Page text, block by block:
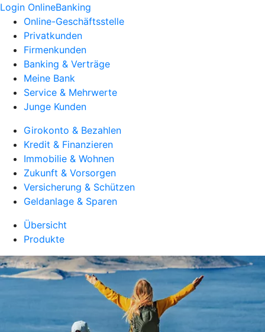
Login OnlineBanking
Online-Geschäftsstelle
Privatkunden
Firmenkunden
Banking & Verträge
Meine Bank
Service & Mehrwerte
Junge Kunden
Girokonto & Bezahlen
Kredit & Finanzieren
Immobilie & Wohnen
Zukunft & Vorsorgen
Versicherung & Schützen
Geldanlage & Sparen
Übersicht
Produkte